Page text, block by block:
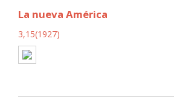
La nueva América
3,15(1927)